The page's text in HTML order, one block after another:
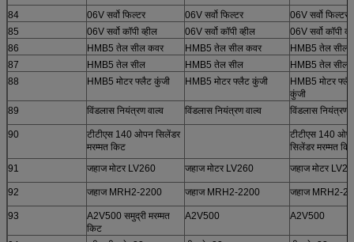
84 06V सर्वो फिल्टर 06V सर्वो फिल्टर
06V सर्वो फिल्टर
85
06V सर्वो कॉपी व्हील 06V सर्वो कॉपी व्हील
06V सर्वो कॉपी
86
HMB5 तेल सील कवर HMB5 तेल सील कवर
HMB5 तेल सील
87
HMB5 तेल सील HMB5 तेल सील
HMB5 तेल सील
88
HMB5 मोटर फ्लैट कुंजी HMB5 मोटर फ्लैट कुंजी
HMB5 मोटर फ्लैट
कुंजी
89
विंडलास नियंत्रण वाल्व विंडलास नियंत्रण वाल्व विंडलास नियंत्रण
90
टीटीएस 140 ओपन सिलेंडर
मरम्मत किट
टीटीएस 140
सिलेंडर मरम्मत
91
जहाज मोटर LV260 जहाज मोटर LV260 जहाज मोटर
92 जहाज MRH2-2200 जहाज MRH2-2200 जहाज MRH2-
93
A2V500 समुद्री मरम्मत
किट
A2V500 A2V500